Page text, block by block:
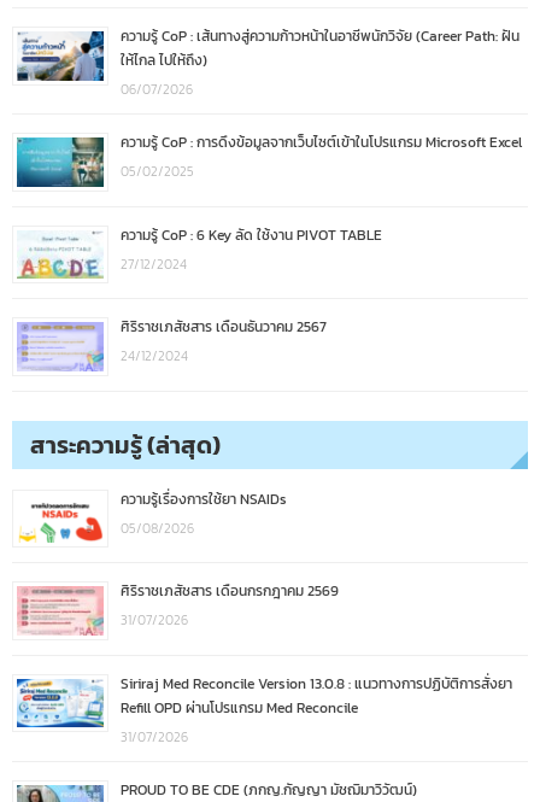
ความรู้ CoP : เส้นทางสู่ความก้าวหน้าในอาชีพนักวิจัย (Career Path: ฝัน
ให้ไกล ไปให้ถึง)
06/07/2026
ความรู้ CoP : การดึงข้อมูลจากเว็บไซต์เข้าในโปรแกรม Microsoft Excel
05/02/2025
ความรู้ CoP : 6 Key ลัด ใช้งาน PIVOT TABLE
27/12/2024
ศิริราชเภสัชสาร เดือนธันวาคม 2567
24/12/2024
สาระความรู้ (ล่าสุด)
ความรู้เรื่องการใช้ยา NSAIDs
05/08/2026
ศิริราชเภสัชสาร เดือนกรกฎาคม 2569
31/07/2026
Siriraj Med Reconcile Version 13.0.8 : แนวทางการปฏิบัติการสั่งยา
Refill OPD ผ่านโปรแกรม Med Reconcile
31/07/2026
PROUD TO BE CDE (ภกญ.กัญญา มัชฌิมาวิวัฒน์)